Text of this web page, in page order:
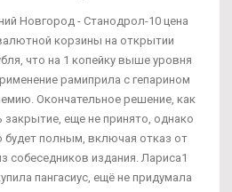
Новгород - Станодрол-10 цена
корзины на открытии
что на 1 копейку выше уровня
рамиприла с гепарином
Окончательное решение, как
закрытие, еще не принято, однако
будет полным, включая отказ от
собеседников издания. Лариса1
пангасиус, ещё не придумала